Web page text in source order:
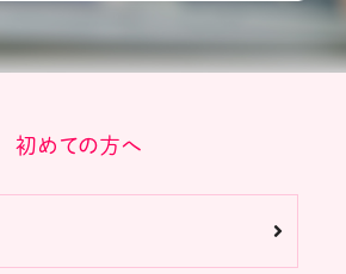
初めての方へ